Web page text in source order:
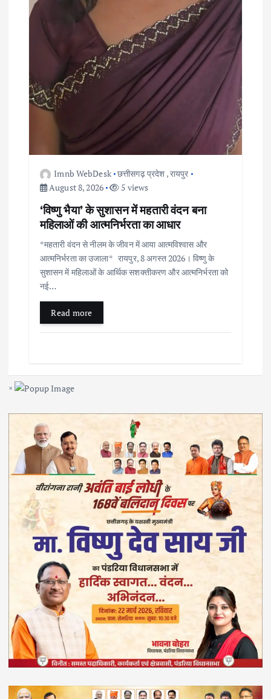
Imnb WebDesk छत्तीसगढ़ प्रदेश ,रायपुर
August 8, 2026
5 views
‘विष्णु भैया’ के सुशासन में महतारी वंदन बना
महिलाओं की आत्मनिर्भरता का आधार
*महतारी वंदन से नीलम के जीवन में आया आत्मविश्वास और
आत्मनिर्भरता का उजाला* रायपुर, 8 अगस्त 2026। विष्णु के
सुशासन में महिलाओं के आर्थिक सशक्तीकरण और आत्मनिर्भरता को
नई…
Read more
×